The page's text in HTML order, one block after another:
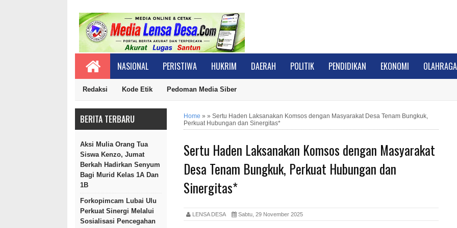
NASIONAL PERISTIWA HUKRIM DAERAH POLITIK PENDIDIKAN EKONOMI OLAHRAGA
Redaksi Kode Etik Pedoman Media Siber
BERITA TERBARU
Aksi Mulia Orang Tua
Siswa Kenzo, Jumat
Berkah Hadirkan Senyum
Bagi Murid Kelas 1A Dan
1B
Forkopimcam Lubai Ulu
Perkuat Sinergi Melalui
Sosialisasi Pencegahan
Home » » Sertu Haden Laksanakan Komsos dengan Masyarakat Desa Tenam Bungkuk,
Perkuat Hubungan dan Sinergitas*
Sertu Haden Laksanakan Komsos dengan Masyarakat
Desa Tenam Bungkuk, Perkuat Hubungan dan
Sinergitas*
LENSA DESA Sabtu, 29 November 2025